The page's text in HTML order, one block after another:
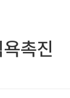
촉진